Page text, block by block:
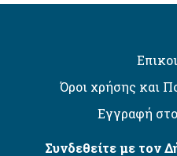
Όροι χρήσης και
Εγγραφή
Συνδεθείτε με τον